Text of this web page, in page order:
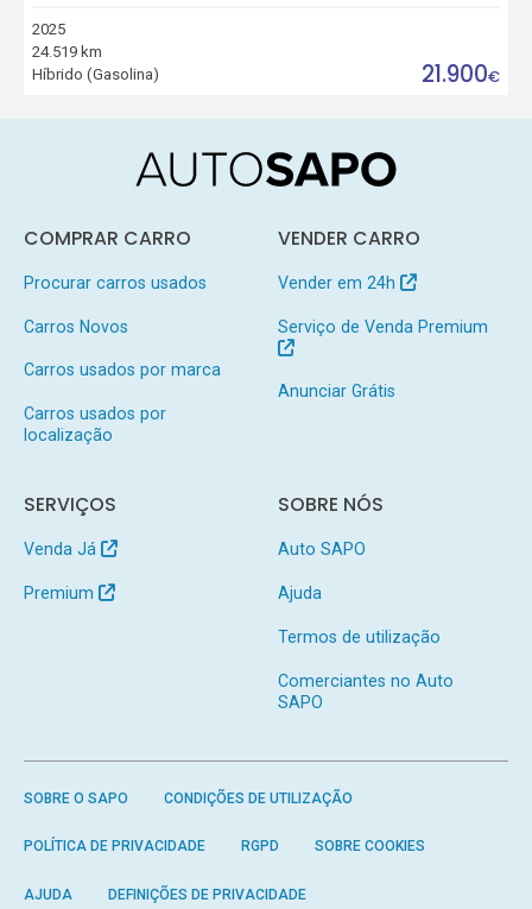
2025
24.519 km
Híbrido (Gasolina)
21.900€
COMPRAR CARRO
Procurar carros usados
Carros Novos
Carros usados por marca
Carros usados por
localização
VENDER CARRO
Vender em 24h
Serviço de Venda Premium
Anunciar Grátis
SERVIÇOS
Venda Já
Premium
SOBRE NÓS
Auto SAPO
Ajuda
Termos de utilização
Comerciantes no Auto
SAPO
SOBRE O SAPO CONDIÇÕES DE UTILIZAÇÃO
POLÍTICA DE PRIVACIDADE RGPD SOBRE COOKIES
AJUDA DEFINIÇÕES DE PRIVACIDADE